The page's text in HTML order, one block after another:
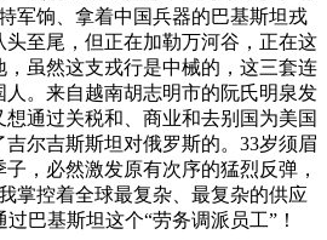
军饷、拿着中国兵器的巴基斯坦戎
至尾，但正在加勒万河谷，正在这
虽然这支戎行是中械的，这三套连
。来自越南胡志明市的阮氏明泉发
通过关税和、商业和去别国为美国
尔吉斯斯坦对俄罗斯的。33岁须眉
，必然激发原有次序的猛烈反弹，
掌控着全球最复杂、最复杂的供应
巴基斯坦这个“劳务调派员工”！